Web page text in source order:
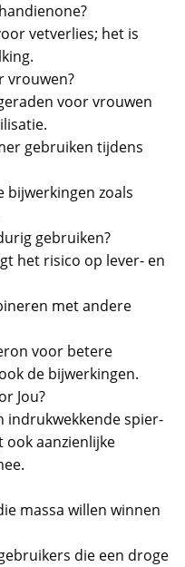
vetverlies; het is
vrouwen?
voor vrouwen
gebruiken tijdens
bijwerkingen zoals
gebruiken?
het risico op lever- en
met andere
voor betere
de bijwerkingen.
Jou?
indrukwekkende spier-
aanzienlijke
massa willen winnen
die een droge